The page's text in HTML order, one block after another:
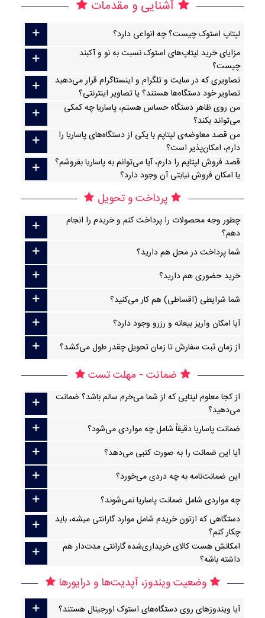
آشنایی و مقدمات
لپتاپ استوک چیست؟ چه انواعی دارد؟
مزایای خرید لپتاپ‌های استوک نسبت به نو و آکبند
چیست؟
تصاویری که در سایت و تلگرام و اینستاگرام قرار می‌دهید
تصاویر خود دستگاه‌ها هستند؟ یا تصاویر اینترنتی؟
من روی ظاهر دستگاه حساس هستم، پاساریا چه کمکی
می‌تواند بکند؟
من قصد معاوضه‌ی لپتاپم با یکی از دستگاه‌های پاساریا را
دارم، امکان‌پذیر است؟
قصد فروش لپتاپم را دارم، آیا می‌توانم به پاساریا بفروشم؟
یا امکان فروش نیابتی آن وجود دارد؟
پرداخت و تحویل
چطور وجه محصولات را پرداخت کنم و خریدم را انجام
دهم؟
شما پرداخت در محل هم دارید؟
خرید حضوری هم دارید؟
شما شرایطی (اقساطی) هم کار می‌کنید؟
آیا امکان واریز بیعانه و رزرو وجود دارد؟
از زمان ثبت سفارش تا زمان تحویل چقدر طول می‌کشد؟
ضمانت - مهلت تست
از کجا معلوم لپتاپی که از شما می‌خرم سالم باشد؟ ضمانت
می‌دهید؟
ضمانت پاساریا دقیقاً شامل چه مواردی می‌شود؟
آیا این ضمانت را به صورت کتبی می‌دهد؟
این ضمانت‌نامه به چه دردی می‌خورد؟
چه مواردی شامل ضمانت پاساریا نمی‌شوند؟
دستگاهی که ازتون خریدم شامل موارد گارانتی میشه، باید
چکار کنم؟
امکانش هست کالای خریداری‌شده گارانتی مدت‌دار هم
داشته باشه؟
وضعیت ویندوز، آپدیت‌ها و درایورها
آیا ویندوزهای روی دستگاه‌های استوک اورجینال هستند؟